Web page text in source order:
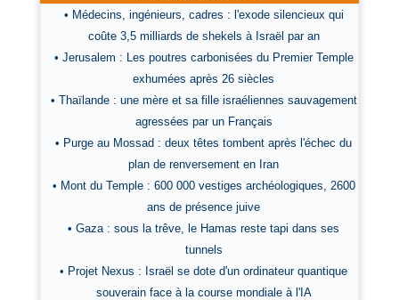
• Médecins, ingénieurs, cadres : l'exode silencieux qui
coûte 3,5 milliards de shekels à Israël par an
• Jerusalem : Les poutres carbonisées du Premier Temple
exhumées après 26 siècles
• Thaïlande : une mère et sa fille israéliennes sauvagement
agressées par un Français
• Purge au Mossad : deux têtes tombent après l'échec du
plan de renversement en Iran
• Mont du Temple : 600 000 vestiges archéologiques, 2600
ans de présence juive
• Gaza : sous la trêve, le Hamas reste tapi dans ses
tunnels
• Projet Nexus : Israël se dote d'un ordinateur quantique
souverain face à la course mondiale à l'IA